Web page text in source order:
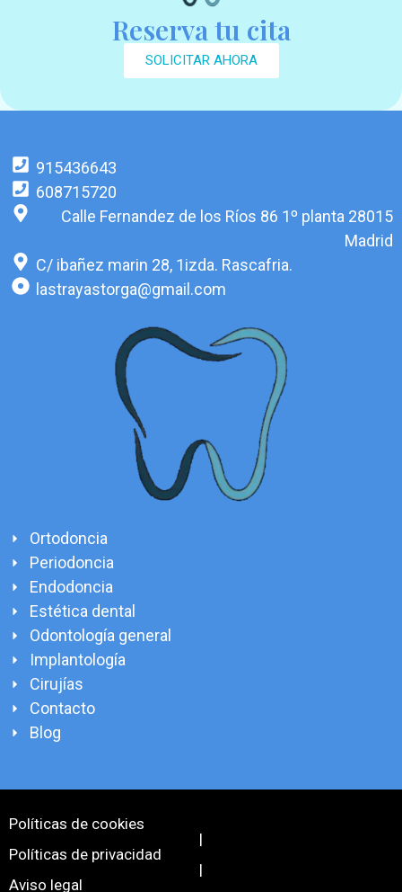
Reserva tu cita
SOLICITAR AHORA
915436643
608715720
Calle Fernandez de los Ríos 86 1º planta 28015
Madrid
C/ ibañez marin 28, 1izda. Rascafria.
lastrayastorga@gmail.com
Ortodoncia
Periodoncia
Endodoncia
Estética dental
Odontología general
Implantología
Cirujías
Contacto
Blog
Políticas de cookies
|
Políticas de privacidad
|
Aviso legal